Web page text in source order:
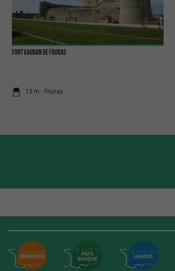
Fort Vauban de Fouras
13 m - Fouras